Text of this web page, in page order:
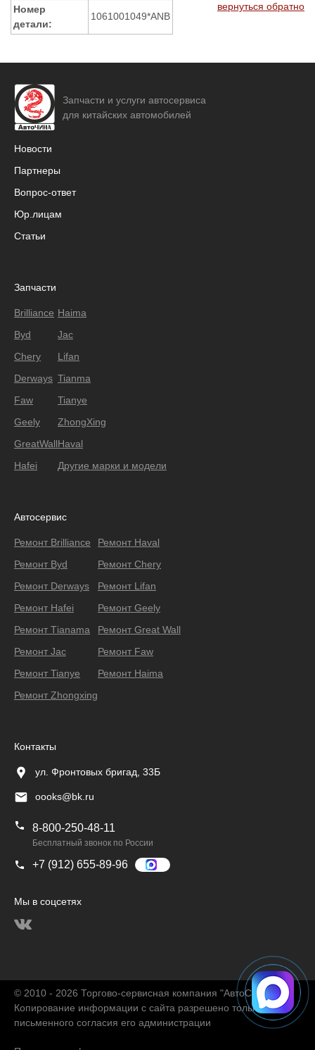
Номер
детали:
1061001049*ANB
вернуться обратно
Запчасти и услуги автосервиса
для китайских автомобилей
Новости
Партнеры
Вопрос-ответ
Юр.лицам
Статьи
Запчасти
Brilliance
Byd
Chery
Derways
Faw
Geely
GreatWall
Hafei
Haima
Jac
Lifan
Tianma
Tianye
ZhongXing
Haval
Другие марки и модели
Автосервис
Ремонт Brilliance
Ремонт Byd
Ремонт Derways
Ремонт Hafei
Ремонт Тianama
Ремонт Jac
Ремонт Tianye
Ремонт Zhongxing
Ремонт Haval
Ремонт Chery
Ремонт Lifan
Ремонт Geely
Ремонт Great Wall
Ремонт Faw
Ремонт Haima
Контакты
ул. Фронтовых бригад, 33Б
oooks@bk.ru
8-800-250-48-11
Бесплатный звонок по России
+7 (912) 655-89-96
Мы в соцсетях
© 2010 - 2026 Торгово-сервисная компания "АвтоChina"
Копирование информации с сайта разрешено только с
письменного согласия его администрации